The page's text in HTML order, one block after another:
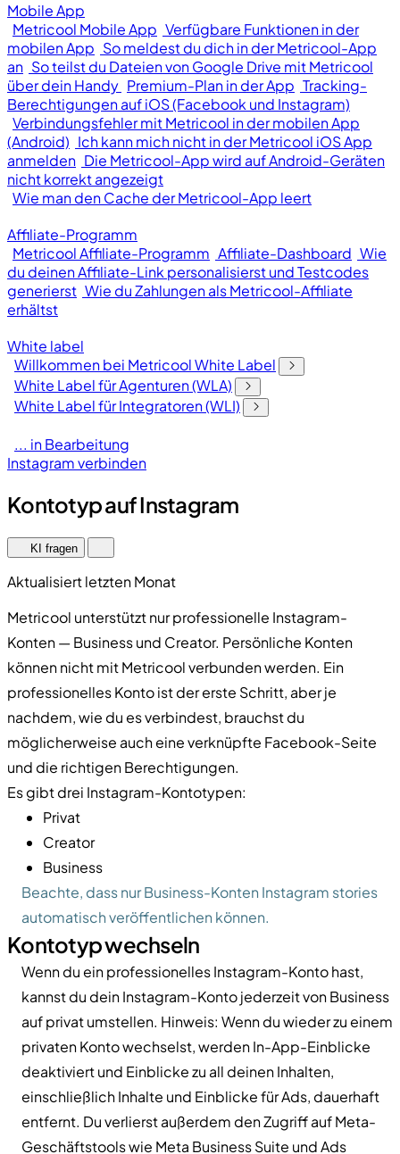
Mobile App
Metricool Mobile App Verfügbare Funktionen in der
mobilen App So meldest du dich in der Metricool-App
an So teilst du Dateien von Google Drive mit Metricool
über dein Handy Premium-Plan in der App Tracking-
Berechtigungen auf iOS (Facebook und Instagram)
Verbindungsfehler mit Metricool in der mobilen App
(Android) Ich kann mich nicht in der Metricool iOS App
anmelden Die Metricool-App wird auf Android-Geräten
nicht korrekt angezeigt
Wie man den Cache der Metricool-App leert
Affiliate-Programm
Metricool Affiliate-Programm Affiliate-Dashboard Wie
du deinen Affiliate-Link personalisierst und Testcodes
generierst Wie du Zahlungen als Metricool-Affiliate
erhältst
White label
Willkommen bei Metricool White Label
White Label für Agenturen (WLA)
White Label für Integratoren (WLI)
... in Bearbeitung
Instagram verbinden
Kontotyp auf Instagram
KI fragen
Aktualisiert letzten Monat
Metricool unterstützt nur professionelle Instagram-
Konten — Business und Creator. Persönliche Konten
können nicht mit Metricool verbunden werden. Ein
professionelles Konto ist der erste Schritt, aber je
nachdem, wie du es verbindest, brauchst du
möglicherweise auch eine verknüpfte Facebook-Seite
und die richtigen Berechtigungen.
Es gibt drei Instagram-Kontotypen:
Privat
Creator
Business
Beachte, dass nur Business-Konten Instagram stories
automatisch veröffentlichen können.
Kontotyp wechseln
Wenn du ein professionelles Instagram-Konto hast,
kannst du dein Instagram-Konto jederzeit von Business
auf privat umstellen. Hinweis: Wenn du wieder zu einem
privaten Konto wechselst, werden In-App-Einblicke
deaktiviert und Einblicke zu all deinen Inhalten,
einschließlich Inhalte und Einblicke für Ads, dauerhaft
entfernt. Du verlierst außerdem den Zugriff auf Meta-
Geschäftstools wie Meta Business Suite und Ads